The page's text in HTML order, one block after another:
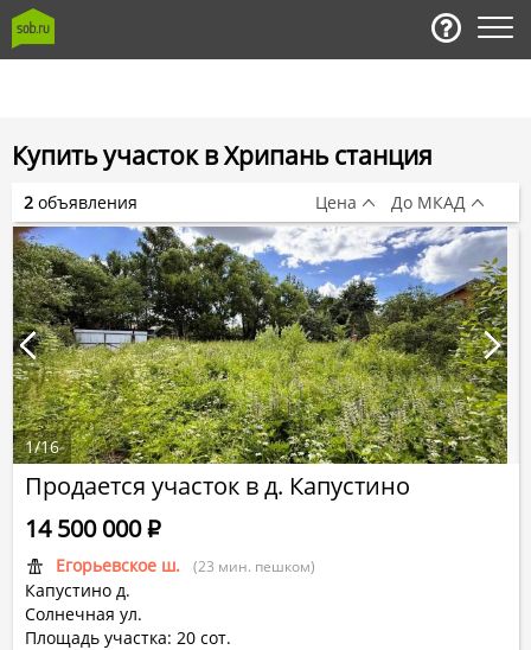
Купить участок в Хрипань станция
Продается участок в д. Капустино
Егорьевское ш. (23 мин. пешком)
Капустино д.
Солнечная ул.
Площадь участка: 20 сот.
14 500 000Р
1/16
2 объявления Цена До МКАД